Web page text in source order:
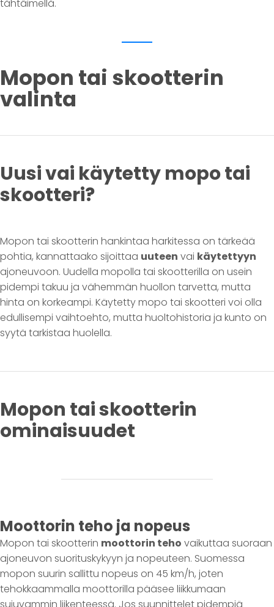
tähtäimellä.
Mopon tai skootterin
valinta
Uusi vai käytetty mopo tai
skootteri?
Mopon tai skootterin hankintaa harkitessa on tärkeää
pohtia, kannattaako sijoittaa uuteen vai käytettyyn
ajoneuvoon. Uudella mopolla tai skootterilla on usein
pidempi takuu ja vähemmän huollon tarvetta, mutta
hinta on korkeampi. Käytetty mopo tai skootteri voi olla
edullisempi vaihtoehto, mutta huoltohistoria ja kunto on
syytä tarkistaa huolella.
Mopon tai skootterin
ominaisuudet
Moottorin teho ja nopeus
Mopon tai skootterin moottorin teho vaikuttaa suoraan
ajoneuvon suorituskykyyn ja nopeuteen. Suomessa
mopon suurin sallittu nopeus on 45 km/h, joten
tehokkaammalla moottorilla pääsee liikkumaan